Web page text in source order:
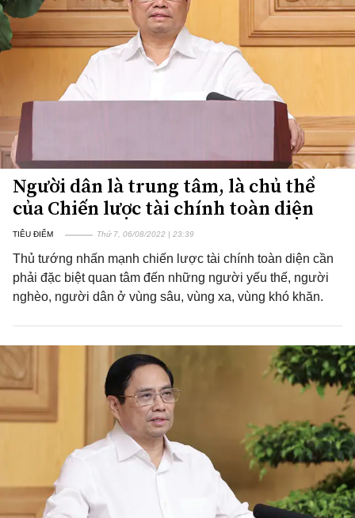
Người dân là trung tâm, là chủ thể
của Chiến lược tài chính toàn diện
TIÊU ĐIỂM Thứ 7, 06/08/2022 | 23:39
Thủ tướng nhấn mạnh chiến lược tài chính toàn diện cần
phải đặc biệt quan tâm đến những người yếu thế, người
nghèo, người dân ở vùng sâu, vùng xa, vùng khó khăn.